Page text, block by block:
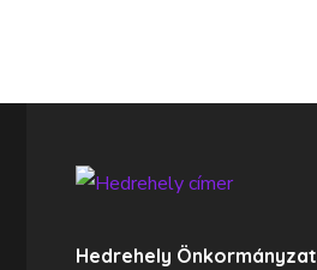
Hedrehely Önkormányzat